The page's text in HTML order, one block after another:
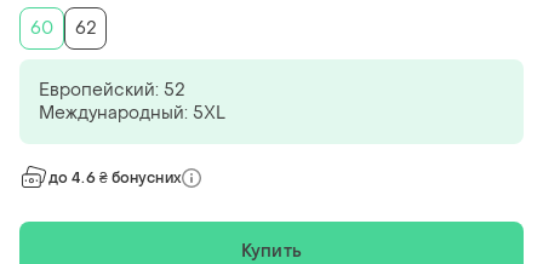
60
62
Европейский: 52
Международный: 5XL
до 4.6 ₴ бонусних
Купить